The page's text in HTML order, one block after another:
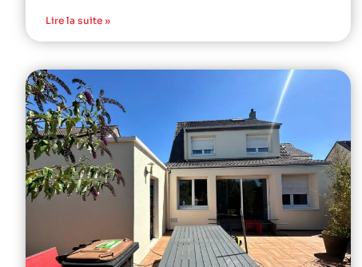
Lire la suite »